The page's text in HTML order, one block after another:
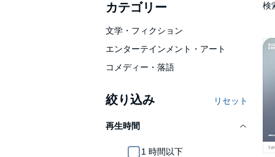
カテゴリー
文学・フィクション
エンターテインメント・アート
コメディー・落語
絞り込み リセット
再生時間
1 時間以下
検